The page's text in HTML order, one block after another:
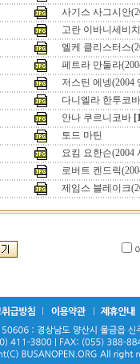
사기스 사그시안
고란 이바니세비
엘케 클리스터스
페트라 만둘라
저스틴 에넹(2004
다니엘라 한투코바
안나 쿠르니코바
토드 마틴
요킴 요한슨(2004
로버트 켄드릭
제임스 블레이크